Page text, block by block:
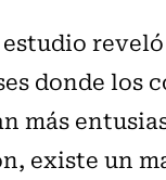
donde los
más
existe un